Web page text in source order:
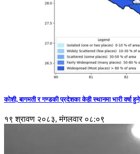
कोशी, बागमती र गण्डकी प्रदेशका केही स्थानमा भारी वर्षा हुने
१९ श्रावण २०८३, मंगलवार ०८:०९